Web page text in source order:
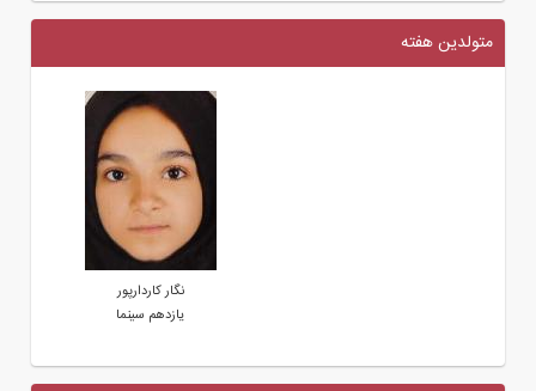
متولدین هفته
نگار کاردارپور
یازدهم سینما